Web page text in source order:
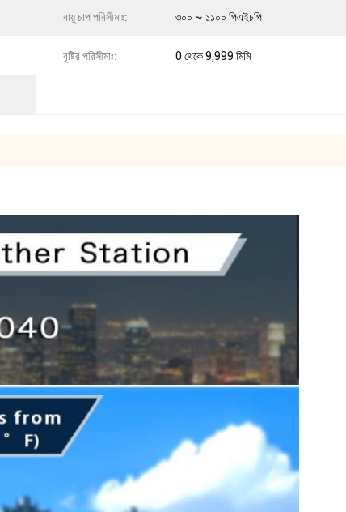
বায়ু চাপ পরিসীমাঃ: ৩০০ ~ ১১০০ পিএইচপি
বৃষ্টির পরিসীমাঃ: 0 থেকে 9,999 মিমি